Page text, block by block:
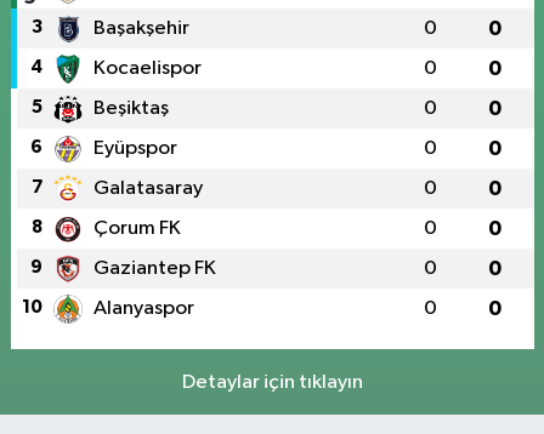
3 Başakşehir 0 0
4 Kocaelispor 0 0
5 Beşiktaş 0 0
6 Eyüpspor 0 0
7 Galatasaray 0 0
8 Çorum FK 0 0
9 Gaziantep FK 0 0
10 Alanyaspor 0 0
Detaylar için tıklayın